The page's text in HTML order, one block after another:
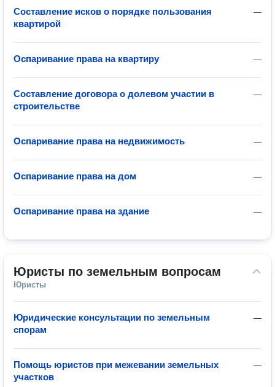
—
Составление исков о порядке пользования
квартирой
—
Оспаривание права на квартиру
—
Составление договора о долевом участии в
строительстве
—
Оспаривание права на недвижимость
—
Оспаривание права на дом
—
Оспаривание права на здание
Юристы по земельным вопросам
Юристы
—
Юридические консультации по земельным
спорам
—
Помощь юристов при межевании земельных
участков